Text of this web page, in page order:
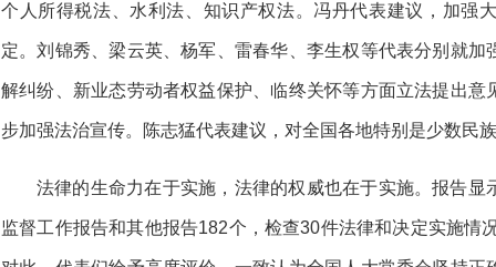
个人所得税法、水利法、知识产权法。冯丹代表建议，加强
定。刘锦秀、梁云英、杨军、雷春华、李生权等代表分别就
解纠纷、新业态劳动者权益保护、临终关怀等方面立法提出
步加强法治宣传。陈志猛代表建议，对全国各地特别是少数民
法律的生命力在于实施，法律的权威也在于实施。报告
监督工作报告和其他报告182个，检查30件法律和决定实施情